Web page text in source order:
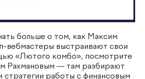
больше о том, как Максим
вебмастеры выстраивают свои
«Лютого комбо», посмотрите
Рахмановым — там разбирают
стратегии работы с финансовым